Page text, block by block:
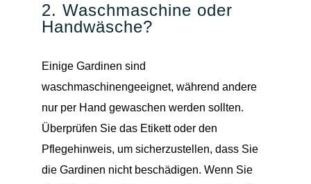
2. Waschmaschine oder
Handwäsche?
Einige Gardinen sind
waschmaschinengeeignet, während andere
nur per Hand gewaschen werden sollten.
Überprüfen Sie das Etikett oder den
Pflegehinweis, um sicherzustellen, dass Sie
die Gardinen nicht beschädigen. Wenn Sie